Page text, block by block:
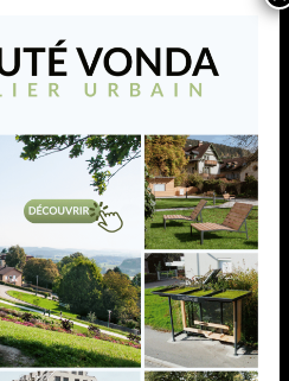
180
à la détente et au bien-
ergonomique offre une
idéale pour profiter